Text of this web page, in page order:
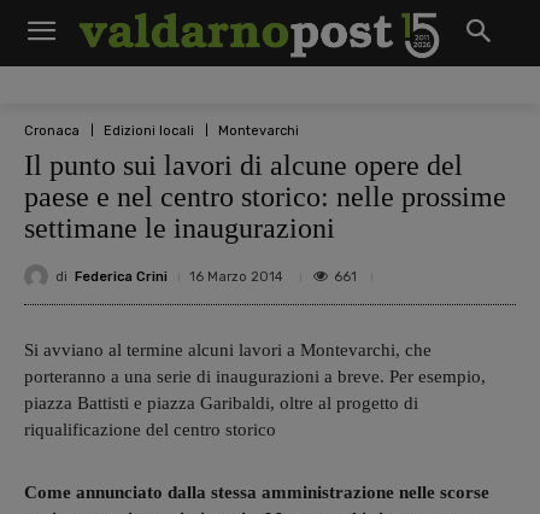
Cronaca Edizioni locali Montevarchi
Il punto sui lavori di alcune opere del
paese e nel centro storico: nelle prossime
settimane le inaugurazioni
di Federica Crini 16 Marzo 2014 661
Si avviano al termine alcuni lavori a Montevarchi, che
porteranno a una serie di inaugurazioni a breve. Per esempio,
piazza Battisti e piazza Garibaldi, oltre al progetto di
riqualificazione del centro storico
Come annunciato dalla stessa amministrazione nelle scorse